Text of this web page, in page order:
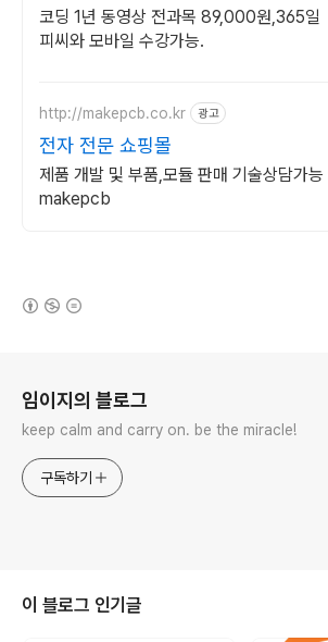
프티콘!
코딩 1년 동영상 전과목 89,000원,365일
피씨와 모바일 수강가능.
http://makepcb.co.kr 광고
전자 전문 쇼핑몰
제품 개발 및 부품,모듈 판매 기술상담가능 카톡ID :
makepcb
임이지의 블로그
keep calm and carry on. be the miracle!
구독하기
이 블로그 인기글